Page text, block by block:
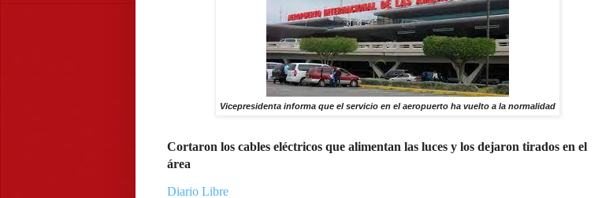
Vicepresidenta informa que el servicio en el aeropuerto ha vuelto a la normalidad
Cortaron los cables eléctricos que alimentan las luces y los dejaron tirados en el
área
Diario Libre